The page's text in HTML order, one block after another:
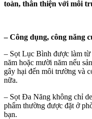
toàn, thân thiện với môi
–Công dụng, công năng
– Sọt Lục Bình được làm
năm hoặc mười năm nếu
gây hại đến môi trường và
nữa.
– Sọt Đa Năng không chỉ
phẩm thường được đặt ở
bạn.